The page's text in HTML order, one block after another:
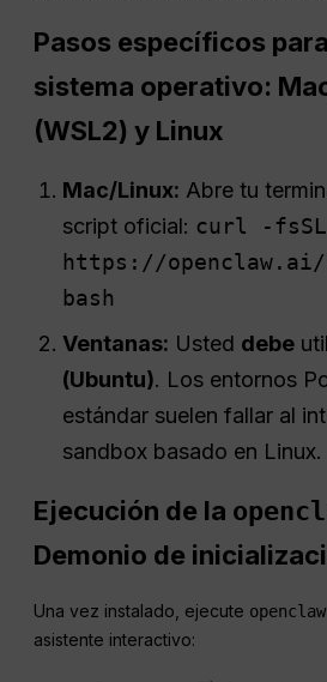
Pasos específicos
sistema operativo:
(WSL2) y Linux
Mac/Linux: Abre tu
script oficial: curl -fsSL
https://
bash
Ventanas: Usted debe
(Ubuntu). Los entornos
estándar suelen fallar al
sandbox basado en Linux.
Ejecución de la
Demonio de
Una vez instalado, ejecute
asistente interactivo: